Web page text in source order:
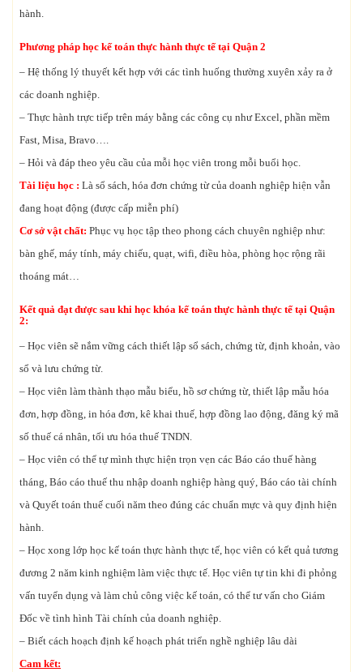
hành.
Phương pháp học kế toán thực hành thực tế tại Quận 2
– Hệ thống lý thuyết kết hợp với các tình huống thường xuyên xảy ra ở
các doanh nghiệp.
– Thực hành trực tiếp trên máy bằng các công cụ như Excel, phần mềm
Fast, Misa, Bravo….
– Hỏi và đáp theo yêu cầu của mỗi học viên trong mỗi buổi học.
Tài liệu học : Là sổ sách, hóa đơn chứng từ của doanh nghiệp hiện vẫn
đang hoạt động (được cấp miễn phí)
Cơ sở vật chất: Phục vụ học tập theo phong cách chuyên nghiệp như:
bàn ghế, máy tính, máy chiếu, quạt, wifi, điều hòa, phòng học rộng rãi
thoáng mát…
Kết quả đạt được sau khi học khóa kế toán thực hành thực tế tại Quận
2:
– Học viên sẽ nắm vững cách thiết lập sổ sách, chứng từ, định khoản, vào
sổ và lưu chứng từ.
– Học viên làm thành thạo mẫu biểu, hồ sơ chứng từ, thiết lập mẫu hóa
đơn, hợp đồng, in hóa đơn, kê khai thuế, hợp đồng lao động, đăng ký mã
số thuế cá nhân, tối ưu hóa thuế TNDN.
– Học viên có thể tự mình thực hiện trọn vẹn các Báo cáo thuế hàng
tháng, Báo cáo thuế thu nhập doanh nghiệp hàng quý, Báo cáo tài chính
và Quyết toán thuế cuối năm theo đúng các chuẩn mực và quy định hiện
hành.
– Học xong lớp học kế toán thực hành thực tế, học viên có kết quả tương
đương 2 năm kinh nghiệm làm việc thực tế. Học viên tự tin khi đi phỏng
vấn tuyển dụng và làm chủ công việc kế toán, có thể tư vấn cho Giám
Đốc về tình hình Tài chính của doanh nghiệp.
– Biết cách hoạch định kế hoạch phát triển nghề nghiệp lâu dài
Cam kết: